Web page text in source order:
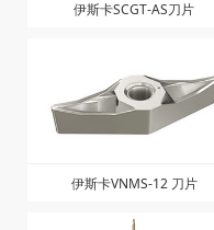
伊斯卡SCGT-AS刀片
伊斯卡VNMS-12 刀片